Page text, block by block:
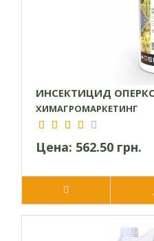
возможны повреждения
виде ожогов. Вещество
токсичностью для полезных
производить обработку в
ИНСЕКТИЦИД
ХИМАГРОМАРКЕТИНГ
Цена: 562.50 грн.